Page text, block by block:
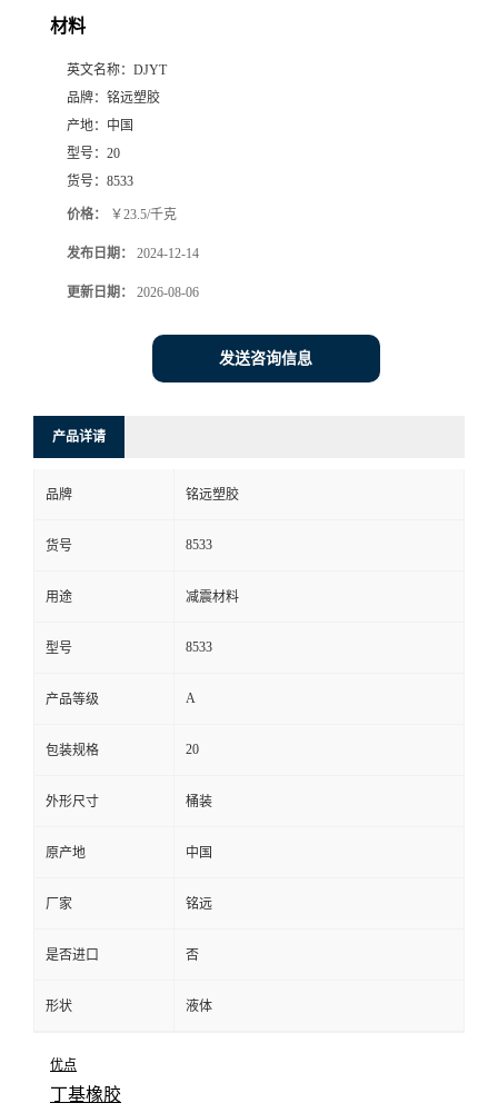
材料
英文名称： DJYT
品牌： 铭远塑胶
产地： 中国
型号： 20
货号： 8533
价格： ￥23.5/千克
发布日期： 2024-12-14
更新日期： 2026-08-06
发送咨询信息
产品详请
品牌 铭远塑胶
货号 8533
用途 减震材料
型号 8533
产品等级 A
包装规格 20
外形尺寸 桶装
原产地 中国
厂家 铭远
是否进口 否
形状 液体
优点
丁基橡胶